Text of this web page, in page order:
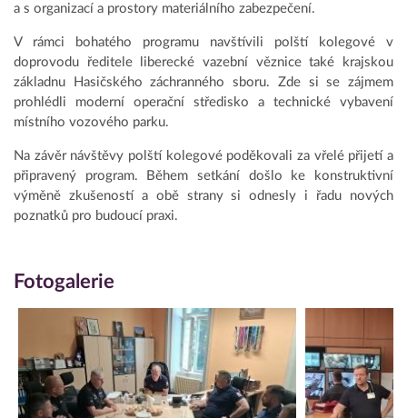
a s organizací a prostory materiálního zabezpečení.
V rámci bohatého programu navštívili polští kolegové v
doprovodu ředitele liberecké vazební věznice také krajskou
základnu Hasičského záchranného sboru. Zde si se zájmem
prohlédli moderní operační středisko a technické vybavení
místního vozového parku.
Na závěr návštěvy polští kolegové poděkovali za vřelé přijetí a
připravený program. Během setkání došlo ke konstruktivní
výměně zkušeností a obě strany si odnesly i řadu nových
poznatků pro budoucí praxi.
Fotogalerie